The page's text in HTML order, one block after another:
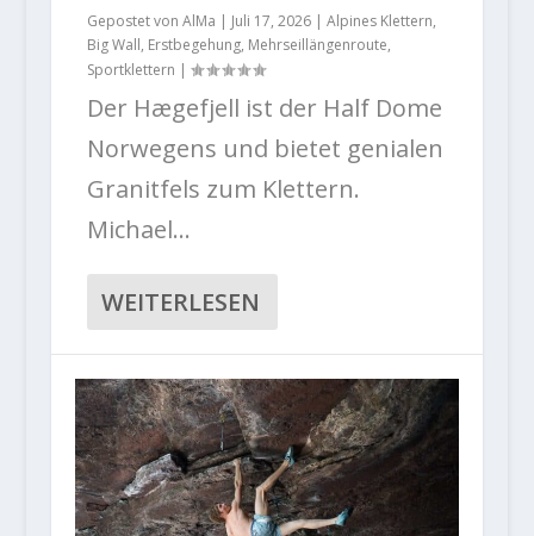
Gepostet von AlMa | Juli 17, 2026| Alpines Klettern,
Big Wall, Erstbegehung, Mehrseillängenroute,
Sportklettern |
Der Hægefjell ist der Half Dome
Norwegens und bietet genialen
Granitfels zum Klettern.
Michael...
WEITERLESEN